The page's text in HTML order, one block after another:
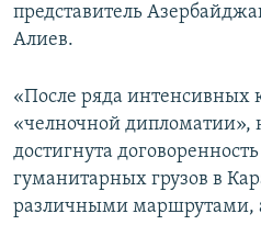
представитель
Алиев.
«После ряда интенсивных
«челночной дипломатии»,
достигнута
гуманитарных грузов в
различными маршрутами,